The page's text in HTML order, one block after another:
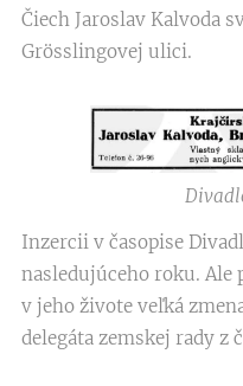
Čiech Jaroslav Kalvoda
Grösslingovej ulici.
Inzercii v časopise
nasledujúceho roku. Ale
v jeho živote veľká
delegáta zemskej rady z